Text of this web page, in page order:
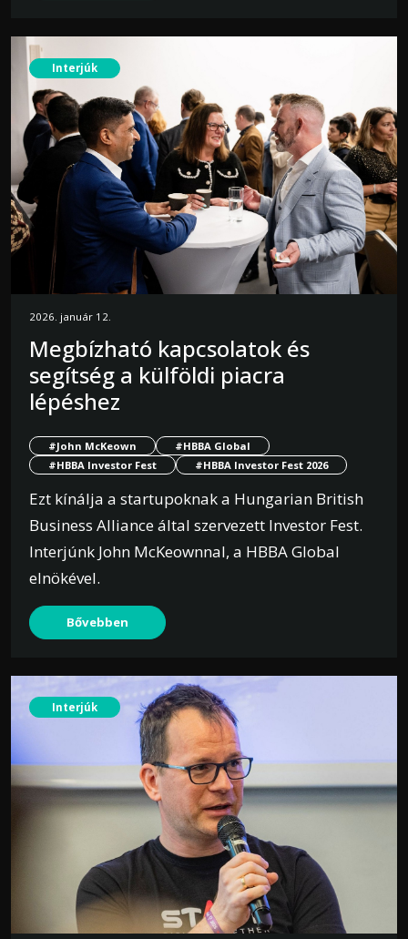
Interjúk
2026. január 12.
Megbízható kapcsolatok és
segítség a külföldi piacra
lépéshez
#John McKeown
#HBBA Global
#HBBA Investor Fest
#HBBA Investor Fest 2026
Ezt kínálja a startupoknak a Hungarian British
Business Alliance által szervezett Investor Fest.
Interjúnk John McKeownnal, a HBBA Global
elnökével.
Bővebben
Interjúk